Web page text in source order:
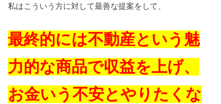
私はこういう方に対して最善な提案をして、
最終的には不動産という魅
力的な商品で収益を上げ、
お金いう不安とやりたくな